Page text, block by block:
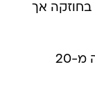
בחוזקה אך
דקה 44 - דימיטאר מקרייב בעט פצצה מ-20